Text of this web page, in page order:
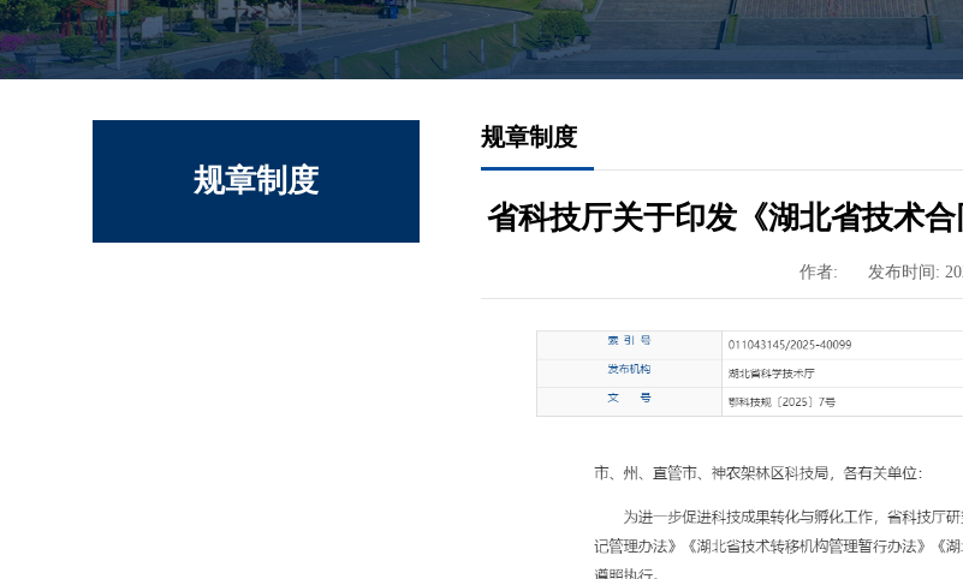
规章制度
规章制度
省科技厅关于印发《湖北省技术
作者: 发布时间: